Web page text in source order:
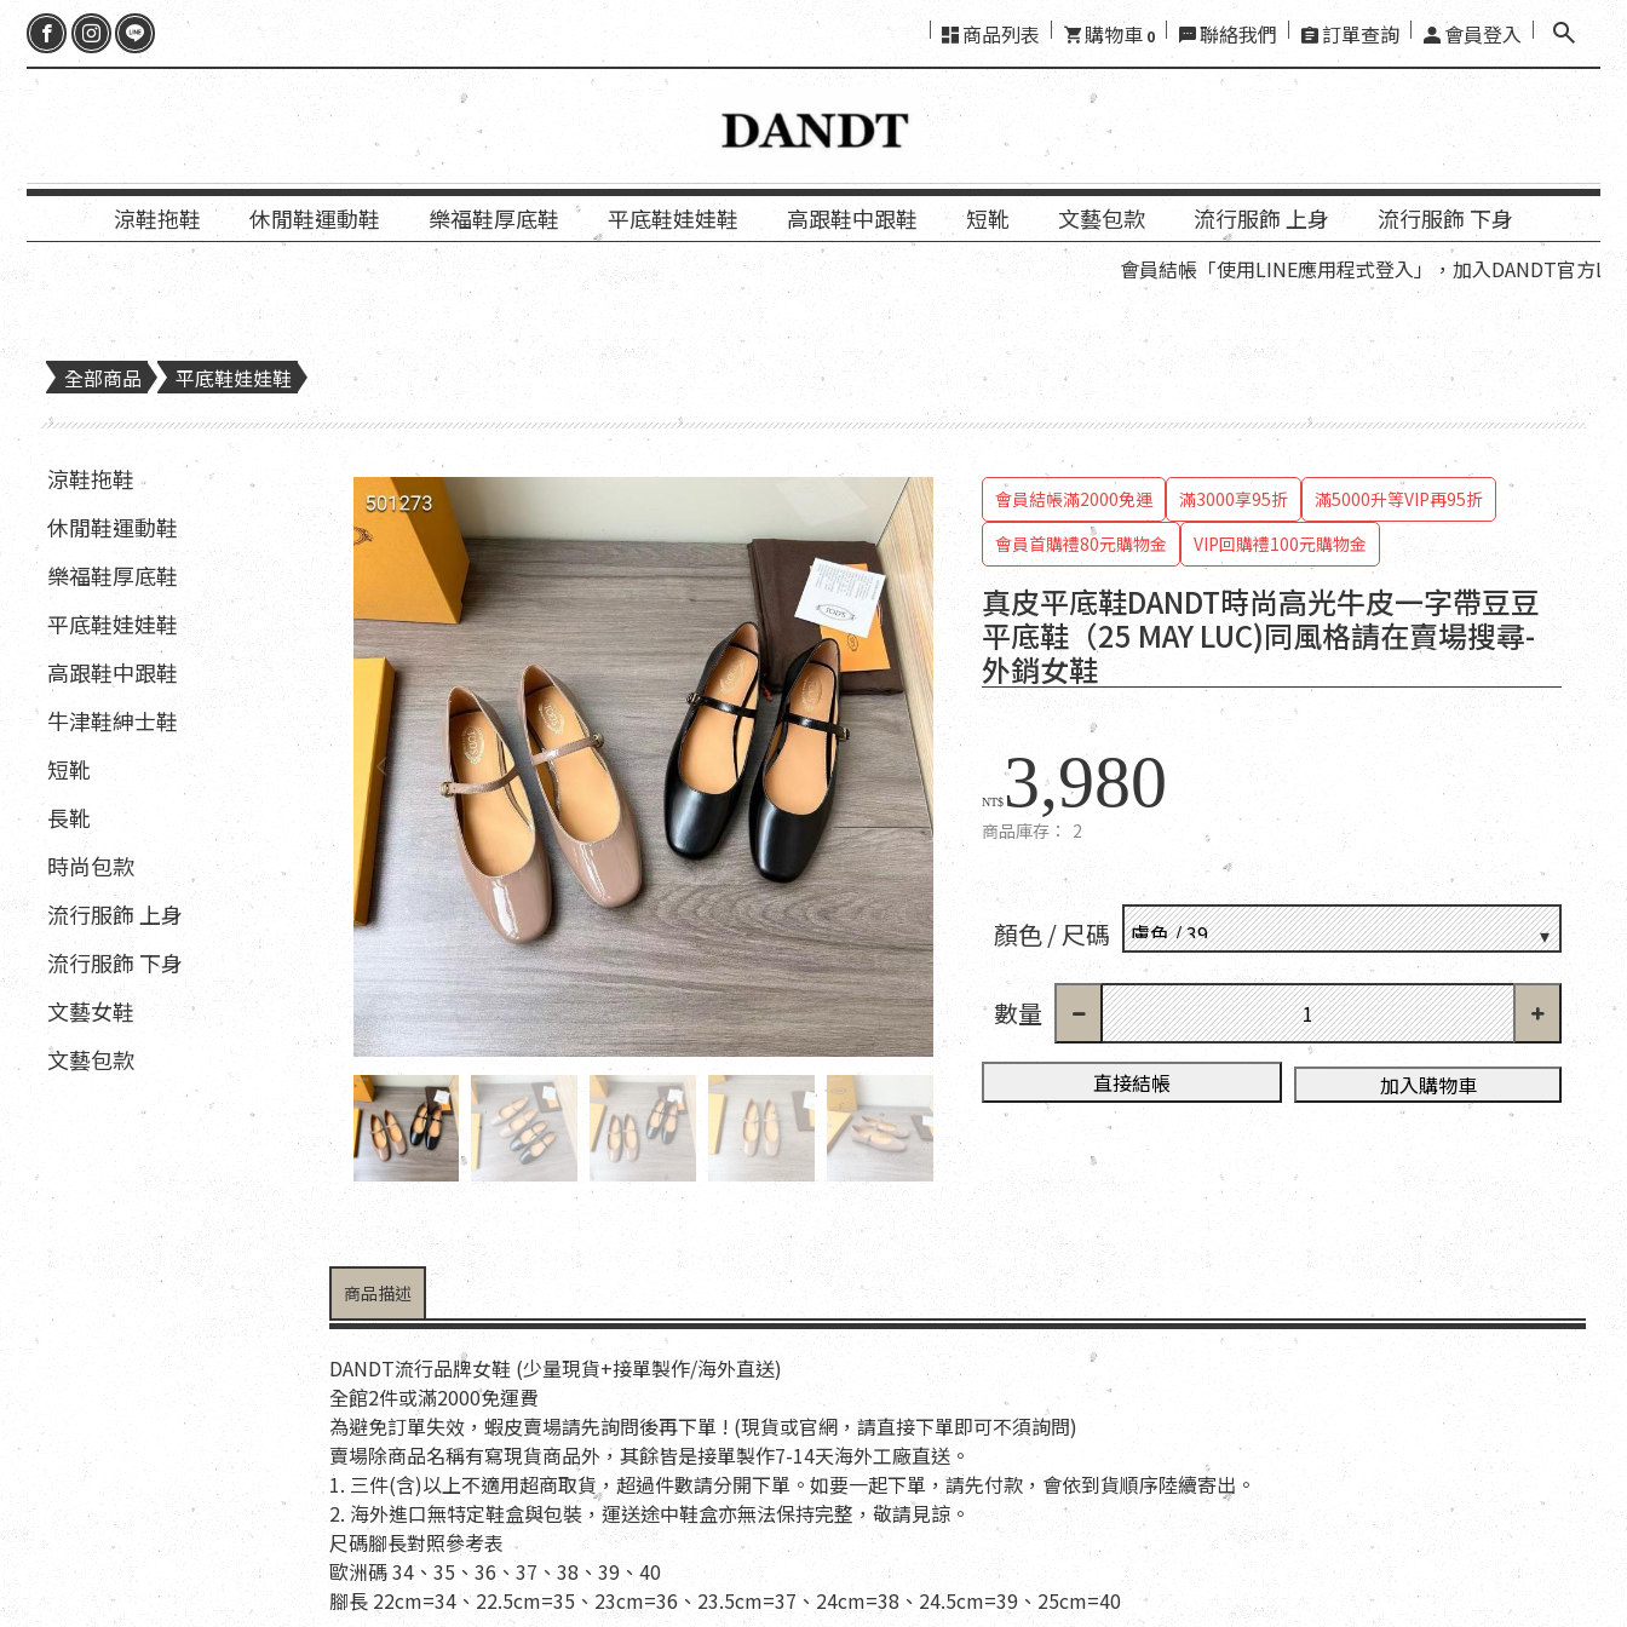
商品列表 購物車 0 聯絡我們 訂單查詢 會員登入
涼鞋拖鞋 休閒鞋運動鞋 樂福鞋厚底鞋 平底鞋娃娃鞋 高跟鞋中跟鞋 短靴 文藝包款 流行服飾 上身 流行服飾 下身
會員結帳「使用LINE應用程式登入」，加入DANDT官方LINE好友，再
全部商品 平底鞋娃娃鞋
涼鞋拖鞋
休閒鞋運動鞋
樂福鞋厚底鞋
平底鞋娃娃鞋
高跟鞋中跟鞋
牛津鞋紳士鞋
短靴
長靴
時尚包款
流行服飾 上身
流行服飾 下身
文藝女鞋
文藝包款
真皮平底鞋DANDT時尚高光牛皮一字帶豆豆
平底鞋（25 MAY LUC)同風格請在賣場搜尋-
外銷女鞋
會員結帳滿2000免運 滿3000享95折
滿5000升等VIP再95折
會員首購禮80元購物金
VIP回購禮100元購物金
NT$3,980
商品庫存： 2
顏色 / 尺碼
數量
直接結帳 加入購物車
商品描述
DANDT流行品牌女鞋 (少量現貨+接單製作/海外直送)
全館2件或滿2000免運費
為避免訂單失效，蝦皮賣場請先詢問後再下單 ! (現貨或官網，請直接下單即可不須詢問)
賣場除商品名稱有寫現貨商品外，其餘皆是接單製作7-14天海外工廠直送。
1. 三件(含)以上不適用超商取貨，超過件數請分開下單。如要一起下單，請先付款，會依到貨順序陸續寄出。
2. 海外進口無特定鞋盒與包裝，運送途中鞋盒亦無法保持完整，敬請見諒。
尺碼腳長對照參考表
歐洲碼 34、35、36、37、38、39、40
腳長 22cm=34、22.5cm=35、23cm=36、23.5cm=37、24cm=38、24.5cm=39、25cm=40